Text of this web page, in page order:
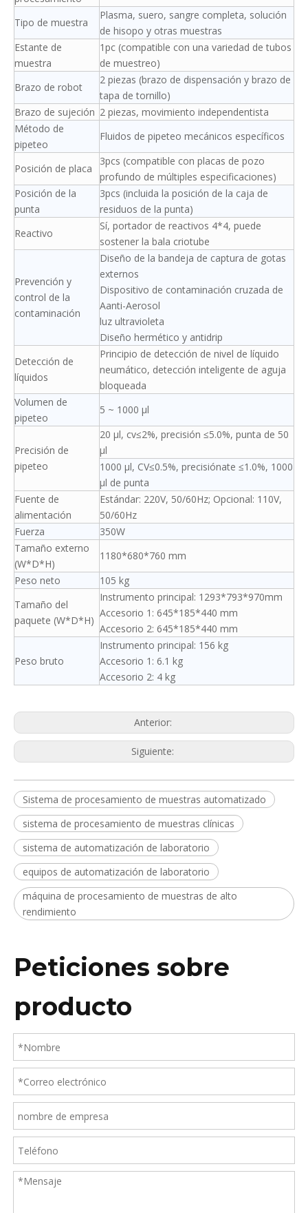
Tipo de muestra
Plasma, suero, sangre completa, solución
de hisopo y otras muestras
Estante de
muestra
1pc (compatible con una variedad de tubos
de muestreo)
Brazo de robot
2 piezas (brazo de dispensación y brazo de
tapa de tornillo)
Brazo de sujeción 2 piezas, movimiento independentista
Método de
pipeteo
Fluidos de pipeteo mecánicos específicos
Posición de placa
3pcs (compatible con placas de pozo
profundo de múltiples especificaciones)
Posición de la
punta
3pcs (incluida la posición de la caja de
residuos de la punta)
Reactivo
Sí, portador de reactivos 4*4, puede
sostener la bala criotube
Prevención y
control de la
contaminación
Diseño de la bandeja de captura de gotas
externos
Dispositivo de contaminación cruzada de
Aanti-Aerosol
luz ultravioleta
Diseño hermético y antidrip
Detección de
líquidos
Principio de detección de nivel de líquido
neumático, detección inteligente de aguja
bloqueada
Volumen de
pipeteo
5 ~ 1000 μl
Precisión de
pipeteo
20 μl, cv≤2%, precisión ≤5.0%, punta de 50
μl
1000 μl, CV≤0.5%, precisiónate ≤1.0%, 1000
μl de punta
Fuente de
alimentación
Estándar: 220V, 50/60Hz; Opcional: 110V,
50/60Hz
Fuerza
350W
Tamaño externo
(W*D*H)
1180*680*760 mm
Peso neto
105 kg
Tamaño del
paquete (W*D*H)
Instrumento principal: 1293*793*970mm
Accesorio 1: 645*185*440 mm
Accesorio 2: 645*185*440 mm
Peso bruto
Instrumento principal: 156 kg
Accesorio 1: 6.1 kg
Accesorio 2: 4 kg
Anterior:
Siguiente:
Sistema de procesamiento de muestras automatizado
sistema de procesamiento de muestras clínicas
sistema de automatización de laboratorio
equipos de automatización de laboratorio
máquina de procesamiento de muestras de alto
rendimiento
Peticiones sobre
producto